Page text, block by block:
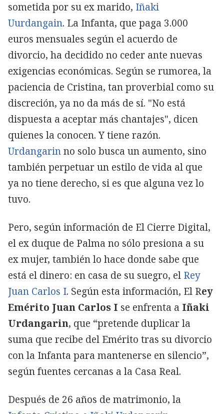
sometida por su ex marido, Iñaki
Uurdangain. La Infanta, que paga 3.000
euros mensuales según el acuerdo de
divorcio, ha decidido no ceder ante nuevas
exigencias económicas. Según se rumorea, la
paciencia de Cristina, tan proverbial como su
discreción, ya no da más de sí. "No está
dispuesta a aceptar más chantajes", dicen
quienes la conocen. Y tiene razón.
Urdangarinno solo busca un aumento, sino
también perpetuar un estilo de vida al que
ya no tiene derecho, si es que alguna vez lo
tuvo.
Pero, según información de El Cierre Digital,
el ex duque de Palma no sólo presiona a su
ex mujer, también lo hace donde sabe que
está el dinero: en casa de su suegro, el Rey
Juan Carlos I. Según esta información, El Rey
Emérito Juan Carlos I se enfrenta a Iñaki
Urdangarin, que “pretende duplicar la
suma que recibe del Emérito tras su divorcio
con la Infanta para mantenerse en silencio”,
según fuentes cercanas a la Casa Real.
Después de 26 años de matrimonio, la